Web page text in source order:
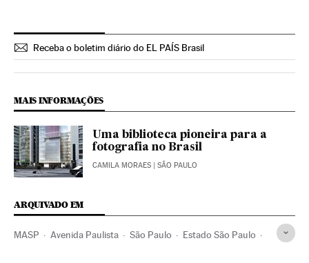
Receba o boletim diário do EL PAÍS Brasil
MAIS INFORMAÇÕES
Uma biblioteca pioneira para a
fotografia no Brasil
CAMILA MORAES | SÃO PAULO
ARQUIVADO EM
MASP Avenida Paulista São Paulo Estado São Paulo